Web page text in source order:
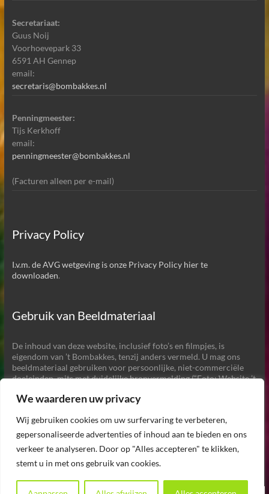
We waarderen uw privacy
Wij gebruiken cookies om uw surfervaring te verbeteren,
gepersonaliseerde advertenties of inhoud aan te bieden en ons
verkeer te analyseren. Door op "Alles accepteren" te klikken,
stemt u in met ons gebruik van cookies.
Secretariaat:
Guus Noij
Voorhoevepark 33
6591 AH Gennep
email:
secretaris@bombakkes.nl
Penningmeester:
Tijs Kerkhoff
email:
penningmeester@bombakkes.nl
(Facturen alleen per e-mail)
Privacy Policy
I.v.m. de AVG wetgeving is onze Privacy Policy hier te
downloaden.
Gebruik van Beeldmateriaal
De inhoud van deze website, inclusief foto’s en filmpjes, is
eigendom van ’t Bombakkes, tenzij anders vermeld. U mag ons
beeldmateriaal gebruiken voor persoonlijke, niet-commerciële
doeleinden, mits met duidelijke bronvermelding (“Foto: Website ’t
Commercieel gebruik of aanpassing van het beeldmateriaal
beeldmateriaal voor het maken van AI gegenereerde beelden of
voor het trainen van AI isniettoegestaan.